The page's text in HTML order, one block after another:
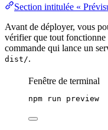
Section intitulée «
Avant de déployer, vous
vérifier que tout
commande qui lance un
dist/.
Fenêtre de terminal
npm run preview